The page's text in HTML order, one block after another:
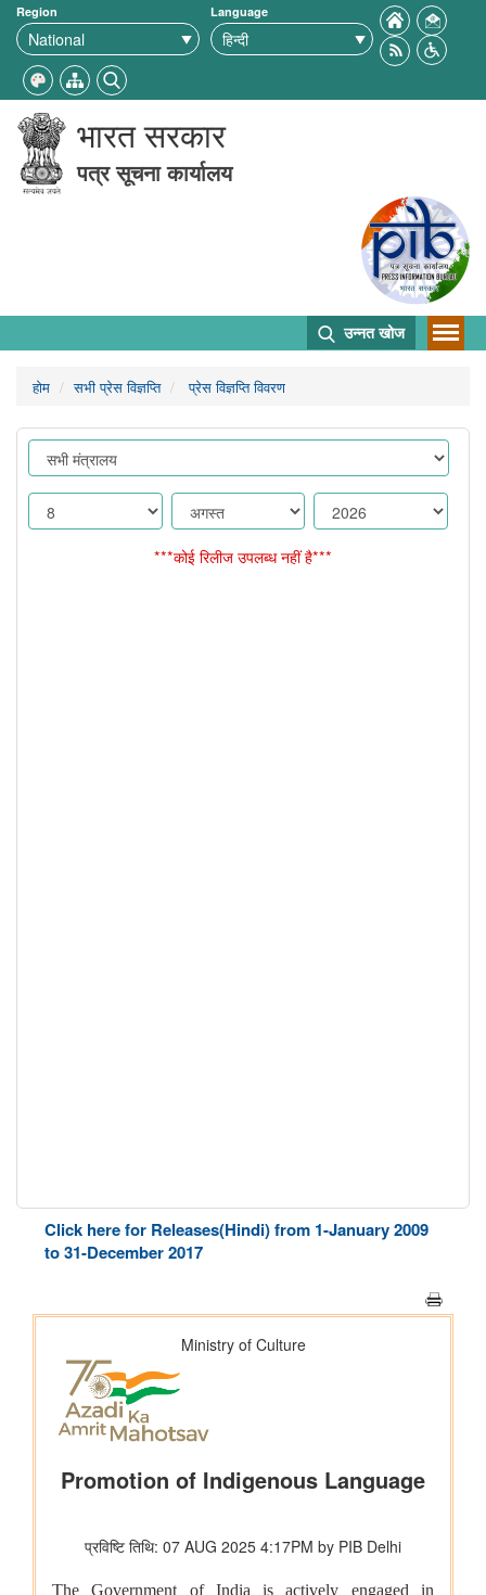
Region Language
भारत सरकार
पत्र सूचना कार्यालय
उन्नत खोज
होम सभी प्रेस विज्ञप्ति प्रेस विज्ञप्ति विवरण
***कोई रिलीज उपलब्ध नहीं है***
Click here for Releases(Hindi) from 1-January 2009
to 31-December 2017